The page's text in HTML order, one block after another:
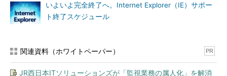
いよいよ完全終了へ。Internet Explorer（IE）サポー
ト終了スケジュール
関連資料（ホワイトペーパー） PR
JR西日本ITソリューションズが「監視業務の属人化」を解消